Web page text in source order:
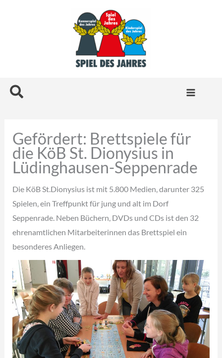
Suchen
Gefördert: Brettspiele für
die KöB St. Dionysius in
Lüdinghausen-Seppenrade
Die KöB St.Dionysius ist mit 5.800 Medien, darunter 325
Spielen, ein Treffpunkt für jung und alt im Dorf
Seppenrade. Neben Büchern, DVDs und CDs ist den 32
ehrenamtlichen Mitarbeiterinnen das Brettspiel ein
besonderes Anliegen.